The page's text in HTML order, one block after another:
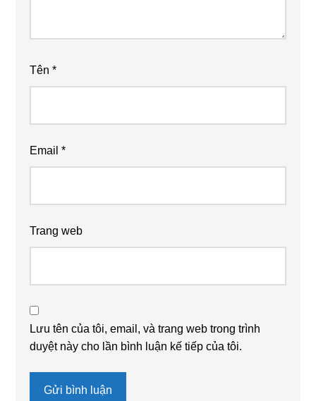
Tên*
Email*
Trang web
Lưu tên của tôi, email, và trang web trong trình
duyệt này cho lần bình luận kế tiếp của tôi.